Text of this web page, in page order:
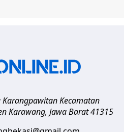
Karangpawitan Kecamatan
Karawang, Jawa Barat 41315